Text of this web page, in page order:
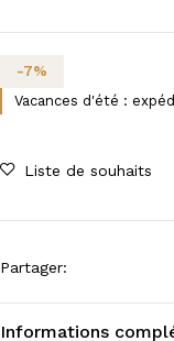
-7%
Vacances d'été :
Liste de souhaits
Partager:
Informations